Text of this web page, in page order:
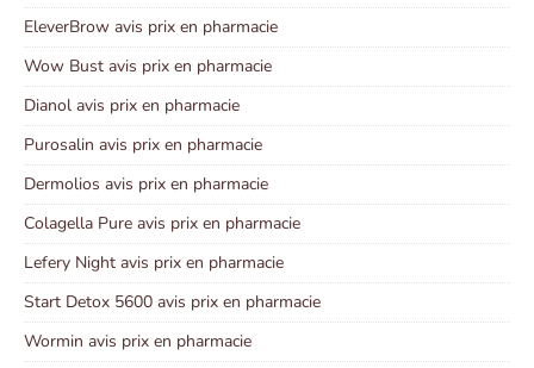
EleverBrow avis prix en pharmacie
Wow Bust avis prix en pharmacie
Dianol avis prix en pharmacie
Purosalin avis prix en pharmacie
Dermolios avis prix en pharmacie
Colagella Pure avis prix en pharmacie
Lefery Night avis prix en pharmacie
Start Detox 5600 avis prix en pharmacie
Wormin avis prix en pharmacie